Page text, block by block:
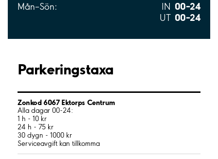
Mån–Sön: IN 00–24
UT 00–24
Parkeringstaxa
Zonkod 6067 Ektorps Centrum
Alla dagar 00-24:
1 h - 10 kr
24 h - 75 kr
30 dygn - 1000 kr
Serviceavgift kan tillkomma